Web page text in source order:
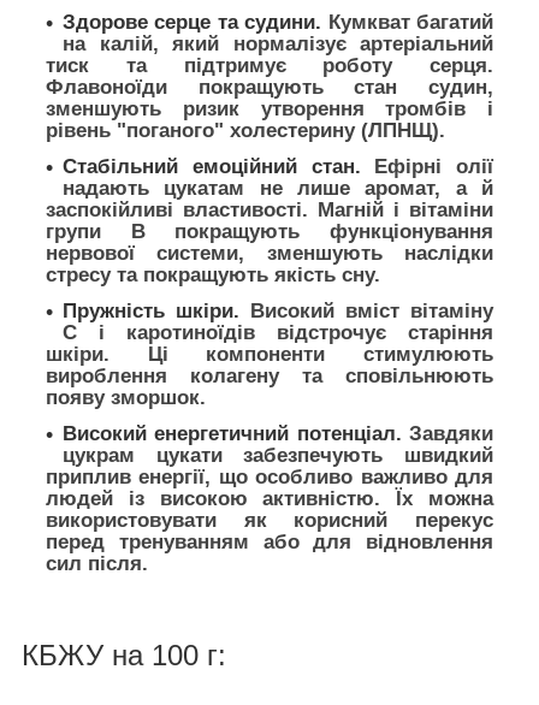
Здорове серце та судини. Кумкват багатий
на калій, який нормалізує артеріальний
тиск та підтримує роботу серця.
Флавоноїди покращують стан судин,
зменшують ризик утворення тромбів і
рівень "поганого" холестерину (ЛПНЩ).
Стабільний емоційний стан. Ефірні олії
надають цукатам не лише аромат, а й
заспокійливі властивості. Магній і вітаміни
групи B покращують функціонування
нервової системи, зменшують наслідки
стресу та покращують якість сну.
Пружність шкіри. Високий вміст вітаміну
C і каротиноїдів відстрочує старіння
шкіри. Ці компоненти стимулюють
вироблення колагену та сповільнюють
появу зморшок.
Високий енергетичний потенціал. Завдяки
цукрам цукати забезпечують швидкий
приплив енергії, що особливо важливо для
людей із високою активністю. Їх можна
використовувати як корисний перекус
перед тренуванням або для відновлення
сил після.
КБЖУ на 100 г: